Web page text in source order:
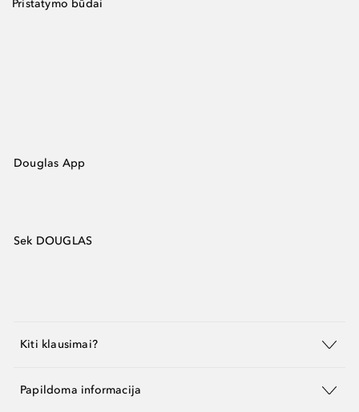
Pristatymo būdai
Douglas App
Sek DOUGLAS
Kiti klausimai?
Papildoma informacija